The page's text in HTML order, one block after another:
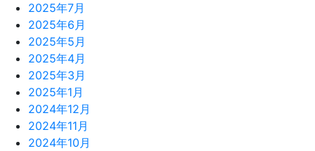
2025年7月
2025年6月
2025年5月
2025年4月
2025年3月
2025年1月
2024年12月
2024年11月
2024年10月